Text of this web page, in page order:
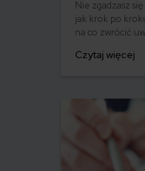
Nie zgadzasz
jak krok po
na co zwrócić
Czytaj więcej